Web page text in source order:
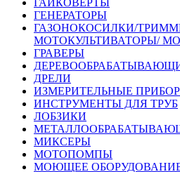
ГАЙКОВЕРТЫ
ГЕНЕРАТОРЫ
ГАЗОНОКОСИЛКИ/
МОТОКУЛЬТИВАТОРЫ/
ГРАВЕРЫ
ДРЕЛИ
ИЗМЕРИТЕЛЬНЫЕ
ИНСТРУМЕНТЫ ДЛЯ ТРУБ
ЛОБЗИКИ
МИКСЕРЫ
МОТОПОМПЫ
МОЮЩЕЕ